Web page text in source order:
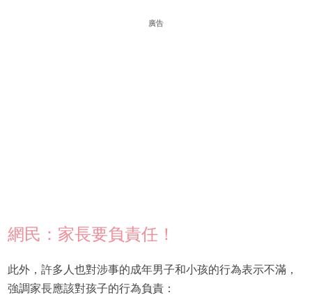
廣告
網民：家長要負責任！
此外，許多人也對涉事的成年男子和小孩的行為表示不滿，
強調家長應該對孩子的行為負責：